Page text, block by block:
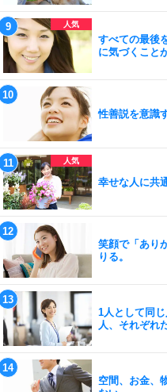
すべての最後
に気づくこと
性善説を意識
幸せな人に共
笑顔で「あり
りる。
1人として同じ
人、それぞれ
空間、お金、